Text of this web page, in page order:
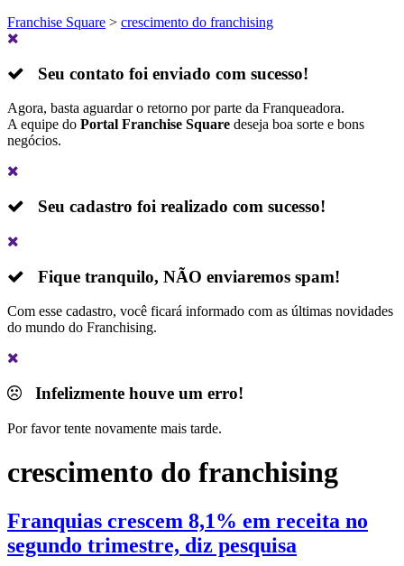
Franchise Square > crescimento do franchising
Seu contato foi enviado com sucesso!
Agora, basta aguardar o retorno por parte da Franqueadora.
A equipe do Portal Franchise Square deseja boa sorte e bons
negócios.
Seu cadastro foi realizado com sucesso!
Fique tranquilo, NÃO enviaremos spam!
Com esse cadastro, você ficará informado com as últimas novidades
do mundo do Franchising.
Infelizmente houve um erro!
Por favor tente novamente mais tarde.
crescimento do franchising
Franquias crescem 8,1% em receita no
segundo trimestre, diz pesquisa